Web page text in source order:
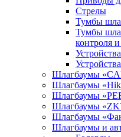
Стрелы
Тумбы
Тумбы
контроля
Шлагбаумы
Шлагбаумы
Шлагбаумы
Шлагбаумы
Шлагбаумы
Шлагбаумы и